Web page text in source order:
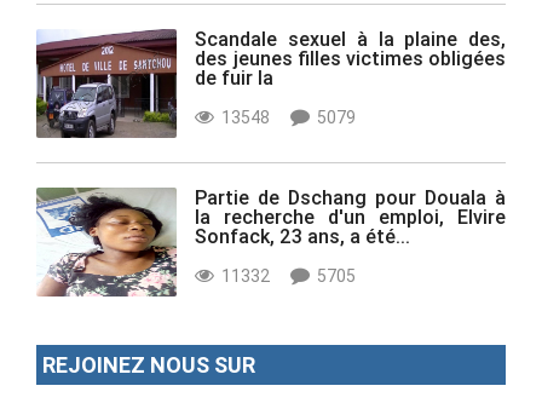
Scandale sexuel à la plaine des,
des jeunes filles victimes obligées
de fuir la
13548 5079
Partie de Dschang pour Douala à
la recherche d'un emploi, Elvire
Sonfack, 23 ans, a été...
11332 5705
REJOINEZ NOUS SUR